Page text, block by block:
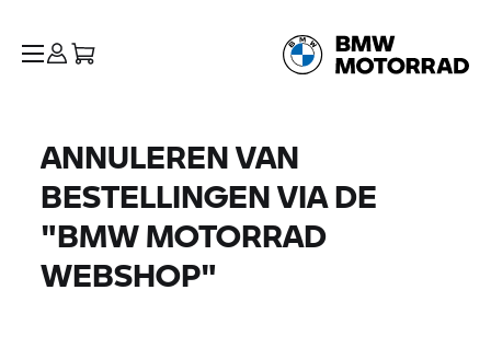
ANNULEREN VAN
BESTELLINGEN VIA DE
"BMW MOTORRAD
WEBSHOP"